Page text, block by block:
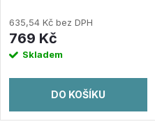
Bluetooth)
635,54 Kč bez DPH
769 Kč
Skladem
DO KOŠÍKU